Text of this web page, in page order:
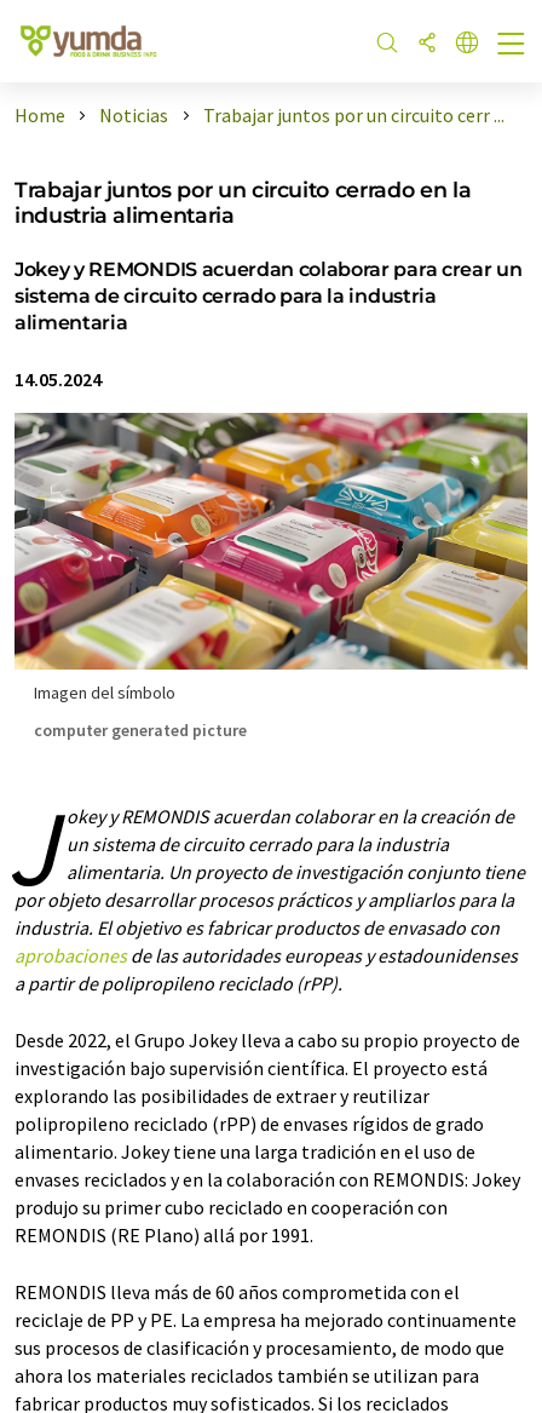
Home Noticias Trabajar juntos por un circuito cerr ...
Trabajar juntos por un circuito cerrado en la
industria alimentaria
Jokey y REMONDIS acuerdan colaborar para crear un
sistema de circuito cerrado para la industria
alimentaria
14.05.2024
Imagen del símbolo
computer generated picture
J okey y REMONDIS acuerdan colaborar en la creación de
un sistema de circuito cerrado para la industria
alimentaria. Un proyecto de investigación conjunto tiene
por objeto desarrollar procesos prácticos y ampliarlos para la
industria. El objetivo es fabricar productos de envasado con
aprobacionesde las autoridades europeas y estadounidenses
a partir de polipropileno reciclado (rPP).
Desde 2022, el Grupo Jokey lleva a cabo su propio proyecto de
investigación bajo supervisión científica. El proyecto está
explorando las posibilidades de extraer y reutilizar
polipropileno reciclado (rPP) de envases rígidos de grado
alimentario. Jokey tiene una larga tradición en el uso de
envases reciclados y en la colaboración con REMONDIS: Jokey
produjo su primer cubo reciclado en cooperación con
REMONDIS (RE Plano) allá por 1991.
REMONDIS lleva más de 60 años comprometida con el
reciclaje de PP y PE. La empresa ha mejorado continuamente
sus procesos de clasificación y procesamiento, de modo que
ahora los materiales reciclados también se utilizan para
fabricar productos muy sofisticados. Si los reciclados